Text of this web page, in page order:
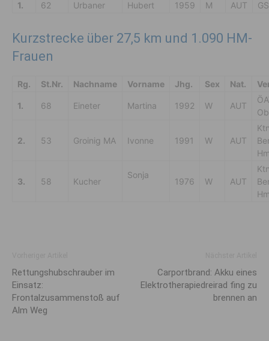
1.
62 Urbaner Hubert 1959 M AUT
Kurzstrecke über 27,5 km und 1.090 HM-
Frauen
Rg. St.Nr. Nachname Vorname Jhg. Sex Nat.
1. 68 Eineter Martina 1992 W AUT
2. 53 Groinig MA Ivonne 1991 W AUT
3. 58 Kucher
Sonja
1976 W AUT
Rettungshubschrauber im
Einsatz:
Frontalzusammenstoß auf
Alm Weg
Carportbrand: Akku eines
Elektrotherapiedreirad fing zu
brennen an